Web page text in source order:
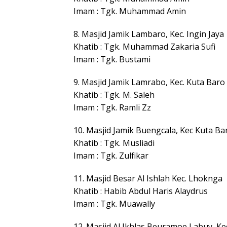
Imam : Tgk. Muhammad Amin
8. Masjid Jamik Lambaro, Kec. Ingin Jaya
Khatib : Tgk. Muhammad Zakaria Sufi
Imam : Tgk. Bustami
9. Masjid Jamik Lamrabo, Kec. Kuta Baro
Khatib : Tgk. M. Saleh
Imam : Tgk. Ramli Zz
10. Masjid Jamik Buengcala, Kec Kuta
Khatib : Tgk. Musliadi
Imam : Tgk. Zulfikar
11. Masjid Besar Al Ishlah Kec. Lhoknga
Khatib : Habib Abdul Haris Alaydrus
Imam : Tgk. Muawally